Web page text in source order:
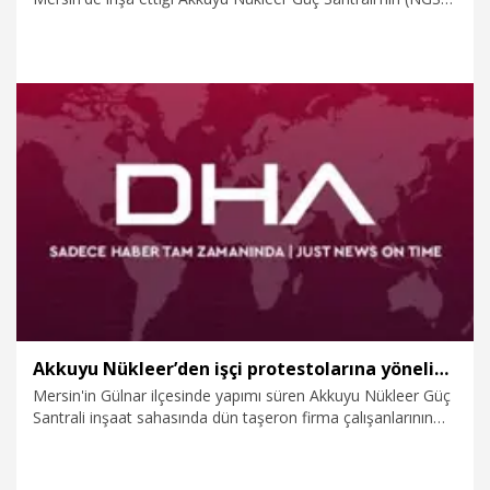
alınmaya hazırlanmasında kadınların oynadığı aktif rol
vurgulandı.
8.03.2025 Kurumsal
Akkuyu Nükleer’den işçi protestolarına yönelik açıklama
Mersin'in Gülnar ilçesinde yapımı süren Akkuyu Nükleer Güç
Santrali inşaat sahasında dün taşeron firma çalışanlarının